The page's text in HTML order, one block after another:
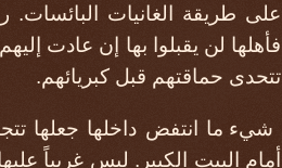
على طريقة الغانيات
فأهلها لن يقبلوا بها إن عادت
تتحدى حماقتهم قبل كبريائهم.
شيء ما انتفض داخلها جعلها
أمام البيت الكبير. ليس غريباً